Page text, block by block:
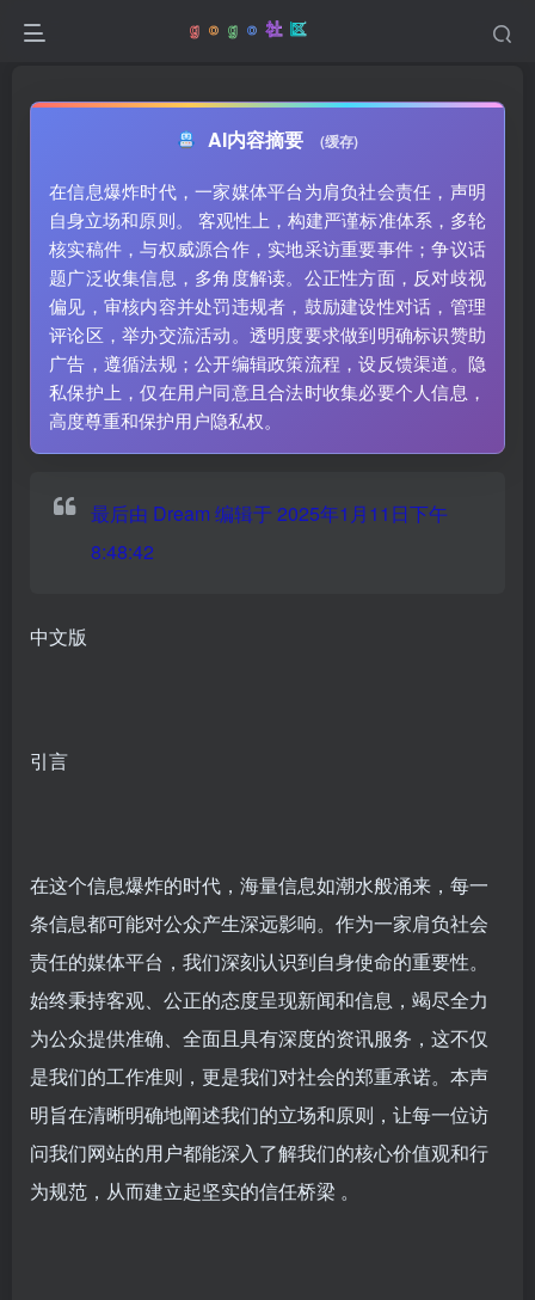
AI内容摘要 (缓存)
在信息爆炸时代，一家媒体平台为肩负社会责任，声明
自身立场和原则。 客观性上，构建严谨标准体系，多轮
核实稿件，与权威源合作，实地采访重要事件；争议话
题广泛收集信息，多角度解读。公正性方面，反对歧视
偏见，审核内容并处罚违规者，鼓励建设性对话，管理
评论区，举办交流活动。透明度要求做到明确标识赞助
广告，遵循法规；公开编辑政策流程，设反馈渠道。隐
私保护上，仅在用户同意且合法时收集必要个人信息，
高度尊重和保护用户隐私权。
最后由 Dream 编辑于 2025年1月11日下午
8:48:42
中文版
引言
在这个信息爆炸的时代，海量信息如潮水般涌来，每一
条信息都可能对公众产生深远影响。作为一家肩负社会
责任的媒体平台，我们深刻认识到自身使命的重要性。
始终秉持客观、公正的态度呈现新闻和信息，竭尽全力
为公众提供准确、全面且具有深度的资讯服务，这不仅
是我们的工作准则，更是我们对社会的郑重承诺。本声
明旨在清晰明确地阐述我们的立场和原则，让每一位访
问我们网站的用户都能深入了解我们的核心价值观和行
为规范，从而建立起坚实的信任桥梁 。